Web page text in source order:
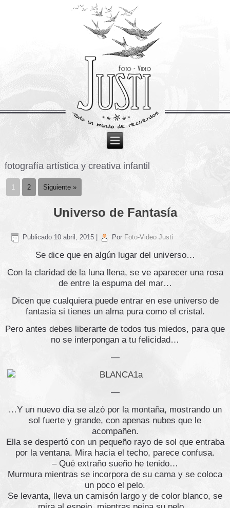
fotografía artística y creativa infantil
1 2 Siguiente »
Universo de Fantasía
Publicado 10 abril, 2015 Por Foto-Video Justi
Se dice que en algún lugar del universo…
Con la claridad de la luna llena, se ve aparecer una rosa
de entre la espuma del mar…
Dicen que cualquiera puede entrar en ese universo de
fantasia si tienes un alma pura como el cristal.
Pero antes debes liberarte de todos tus miedos, para que
no se interpongan a tu felicidad…
—
—
…Y un nuevo día se alzó por la montaña, mostrando un
sol fuerte y grande, con apenas nubes que le
acompañen.
Ella se despertó con un pequeño rayo de sol que entraba
por la ventana. Mira hacia el techo, parece confusa.
– Qué extraño sueño he tenido…
Murmura mientras se incorpora de su cama y se coloca
un poco el pelo.
Se levanta, lleva un camisón largo y de color blanco, se